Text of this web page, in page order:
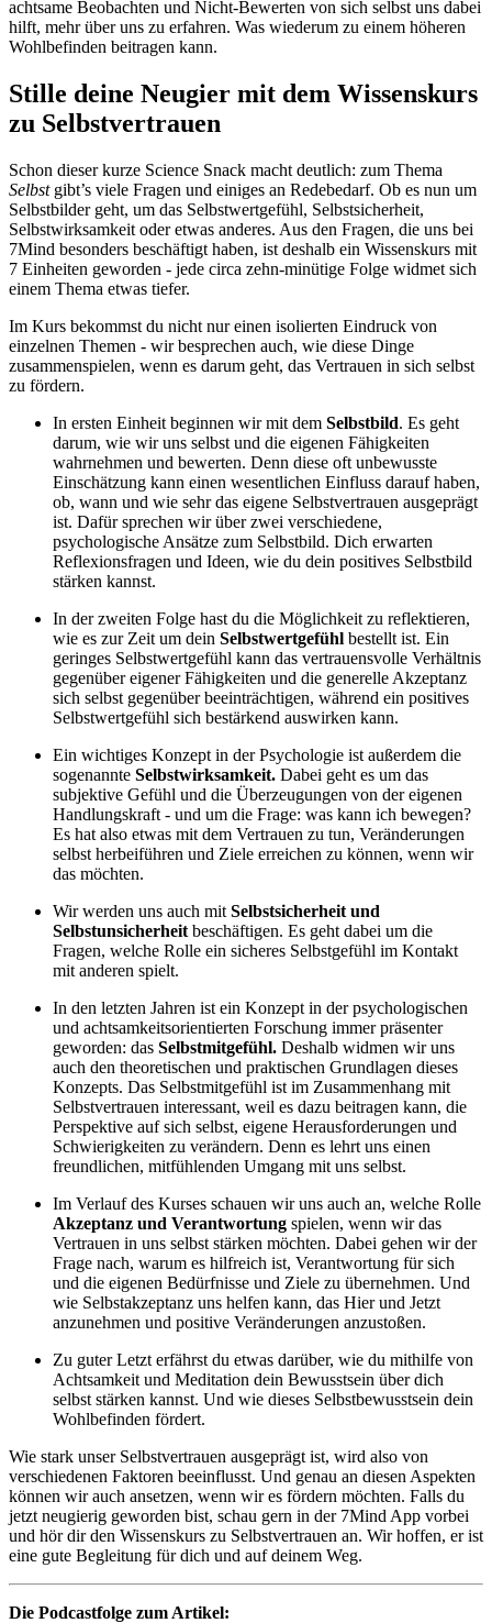
achtsame Beobachten und Nicht-Bewerten von sich selbst uns dabei
hilft, mehr über uns zu erfahren. Was wiederum zu einem höheren
Wohlbefinden beitragen kann.
Stille deine Neugier mit dem Wissenskurs
zu Selbstvertrauen
Schon dieser kurze Science Snack macht deutlich: zum Thema
Selbstgibt’s viele Fragen und einiges an Redebedarf. Ob es nun um
Selbstbilder geht, um das Selbstwertgefühl, Selbstsicherheit,
Selbstwirksamkeit oder etwas anderes. Aus den Fragen, die uns bei
7Mind besonders beschäftigt haben, ist deshalb ein Wissenskurs mit
7 Einheiten geworden - jede circa zehn-minütige Folge widmet sich
einem Thema etwas tiefer.
Im Kurs bekommst du nicht nur einen isolierten Eindruck von
einzelnen Themen - wir besprechen auch, wie diese Dinge
zusammenspielen, wenn es darum geht, das Vertrauen in sich selbst
zu fördern.
In ersten Einheit beginnen wir mit dem Selbstbild. Es geht
darum, wie wir uns selbst und die eigenen Fähigkeiten
wahrnehmen und bewerten. Denn diese oft unbewusste
Einschätzung kann einen wesentlichen Einfluss darauf haben,
ob, wann und wie sehr das eigene Selbstvertrauen ausgeprägt
ist. Dafür sprechen wir über zwei verschiedene,
psychologische Ansätze zum Selbstbild. Dich erwarten
Reflexionsfragen und Ideen, wie du dein positives Selbstbild
stärken kannst.
In der zweiten Folge hast du die Möglichkeit zu reflektieren,
wie es zur Zeit um dein Selbstwertgefühl bestellt ist. Ein
geringes Selbstwertgefühl kann das vertrauensvolle Verhältnis
gegenüber eigener Fähigkeiten und die generelle Akzeptanz
sich selbst gegenüber beeinträchtigen, während ein positives
Selbstwertgefühl sich bestärkend auswirken kann.
Ein wichtiges Konzept in der Psychologie ist außerdem die
sogenannte Selbstwirksamkeit. Dabei geht es um das
subjektive Gefühl und die Überzeugungen von der eigenen
Handlungskraft - und um die Frage: was kann ich bewegen?
Es hat also etwas mit dem Vertrauen zu tun, Veränderungen
selbst herbeiführen und Ziele erreichen zu können, wenn wir
das möchten.
Wir werden uns auch mit Selbstsicherheit und
Selbstunsicherheit beschäftigen. Es geht dabei um die
Fragen, welche Rolle ein sicheres Selbstgefühl im Kontakt
mit anderen spielt.
In den letzten Jahren ist ein Konzept in der psychologischen
und achtsamkeitsorientierten Forschung immer präsenter
geworden: das Selbstmitgefühl. Deshalb widmen wir uns
auch den theoretischen und praktischen Grundlagen dieses
Konzepts. Das Selbstmitgefühl ist im Zusammenhang mit
Selbstvertrauen interessant, weil es dazu beitragen kann, die
Perspektive auf sich selbst, eigene Herausforderungen und
Schwierigkeiten zu verändern. Denn es lehrt uns einen
freundlichen, mitfühlenden Umgang mit uns selbst.
Im Verlauf des Kurses schauen wir uns auch an, welche Rolle
Akzeptanz und Verantwortung spielen, wenn wir das
Vertrauen in uns selbst stärken möchten. Dabei gehen wir der
Frage nach, warum es hilfreich ist, Verantwortung für sich
und die eigenen Bedürfnisse und Ziele zu übernehmen. Und
wie Selbstakzeptanz uns helfen kann, das Hier und Jetzt
anzunehmen und positive Veränderungen anzustoßen.
Zu guter Letzt erfährst du etwas darüber, wie du mithilfe von
Achtsamkeit und Meditation dein Bewusstsein über dich
selbst stärken kannst. Und wie dieses Selbstbewusstsein dein
Wohlbefinden fördert.
Wie stark unser Selbstvertrauen ausgeprägt ist, wird also von
verschiedenen Faktoren beeinflusst. Und genau an diesen Aspekten
können wir auch ansetzen, wenn wir es fördern möchten. Falls du
jetzt neugierig geworden bist, schau gern in der 7Mind App vorbei
und hör dir den Wissenskurs zu Selbstvertrauen an. Wir hoffen, er ist
eine gute Begleitung für dich und auf deinem Weg.
Die Podcastfolge zum Artikel: